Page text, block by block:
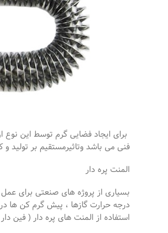
برای ایجاد فضایی گرم توسط این
فنی می باشد وتاثیرمستقیم بر تولید و
المنت پره دار
بسیاری از پروژه های صنعتی برای عمل
درجه حرارت گازها ، پیش گرم کن ها
استفاده از المنت های پره دار (